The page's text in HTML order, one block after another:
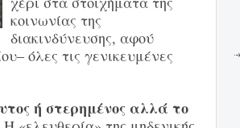
κοινωνίας της
διακινδύνευσης, αφού
όλες τις γενικευμένες
ή στερημένος αλλά το